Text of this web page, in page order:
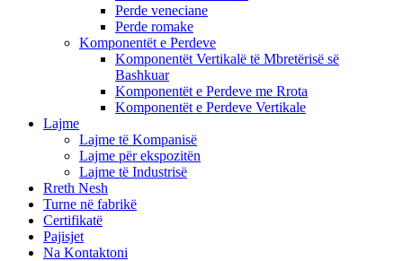
Perde veneciane
Perde romake
Komponentët e Perdeve
Komponentët Vertikalë të Mbretërisë së
Bashkuar
Komponentët e Perdeve me Rrota
Komponentët e Perdeve Vertikale
Lajme
Lajme të Kompanisë
Lajme për ekspozitën
Lajme të Industrisë
Rreth Nesh
Turne në fabrikë
Certifikatë
Pajisjet
Na Kontaktoni